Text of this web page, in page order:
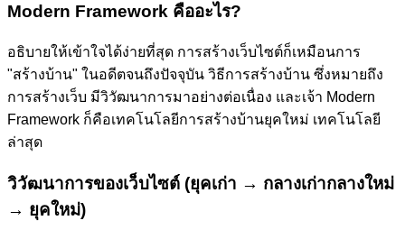
Modern Framework คืออะไร?
อธิบายให้เข้าใจได้ง่ายที่สุด การสร้างเว็บไซต์ก็เหมือนการ
"สร้างบ้าน" ในอดีตจนถึงปัจจุบัน วิธีการสร้างบ้าน ซึ่งหมายถึง
การสร้างเว็บ มีวิวัฒนาการมาอย่างต่อเนื่อง และเจ้า Modern
Framework ก็คือเทคโนโลยีการสร้างบ้านยุคใหม่ เทคโนโลยี
ล่าสุด
วิวัฒนาการของเว็บไซต์ (ยุคเก่า → กลางเก่ากลางใหม่
→ ยุคใหม่)